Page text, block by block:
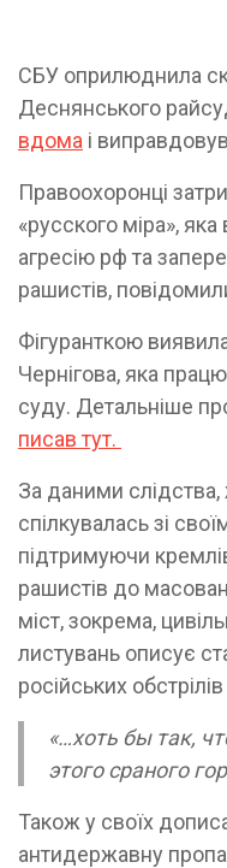
СБУ оприлюднила
Деснянського
вдома і
Правоохоронці
«русского міра»,
агресію рф та
рашистів,
Фігуранткою
Чернігова, яка
суду. Детальніше
писав тут.
За даними слідства,
спілкувалась зі
підтримуючи
рашистів до
міст, зокрема,
листувань описує
російських
«…хоть бы так,
этого сраного
Також у своїх
антидержавну